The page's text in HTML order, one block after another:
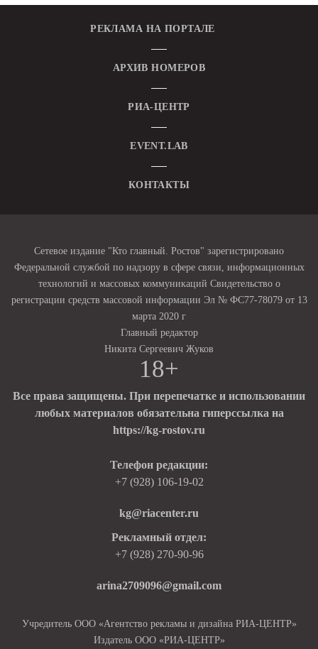
РЕКЛАМА НА ПОРТАЛЕ
АРХИВ НОМЕРОВ
РИА-ЦЕНТР
EVENT.LAB
КОНТАКТЫ
Сетевое издание "Кто главный. Ростов" зарегистрировано
Федеральной службой по надзору в сфере связи, информационных
технологий и массовых коммуникаций Свидетельство о
регистрации средств массовой информации Эл № ФС77-78079 от 13
марта 2020 г
Главный редактор
Никита Сергеевич Жуков
18+
Все права защищены. При перепечатке и использовании
любых материалов обязательна гиперссылка на
https://kg-rostov.ru
Телефон редакции:
+7 (928) 106-19-02
kg@riacenter.ru
Рекламный отдел:
+7 (928) 270-90-96
arina2709096@gmail.com
Учредитель ООО «Агентство рекламы и дизайна РИА-ЦЕНТР»
Издатель ООО «РИА-ЦЕНТР»